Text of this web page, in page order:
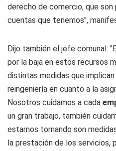
derecho de comercio, que
cuentas que tenemos",
Dijo también el jefe comunal:
por la baja en estos recursos
distintas medidas que
reingeniería en cuanto a la
Nosotros cuidamos a cada
un gran trabajo, también
estamos tomando son
la prestación de los servicios,